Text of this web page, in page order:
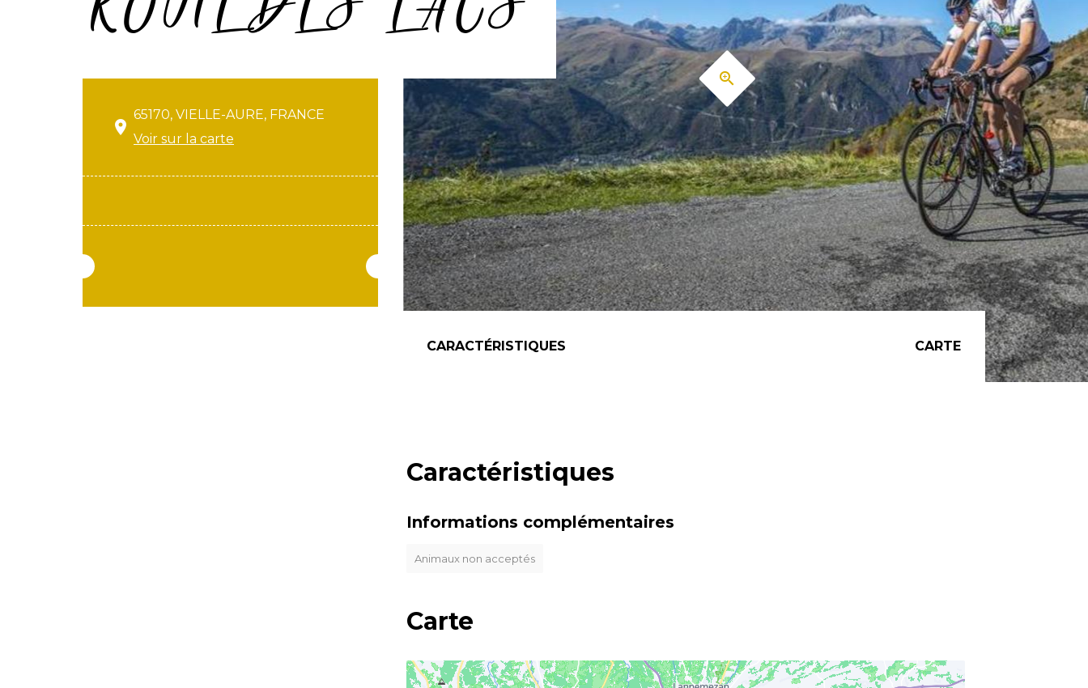
65170, VIELLE-AURE, FRANCE
Voir sur la carte
CARACTÉRISTIQUES CARTE
Caractéristiques
Informations complémentaires
Animaux non acceptés
Carte